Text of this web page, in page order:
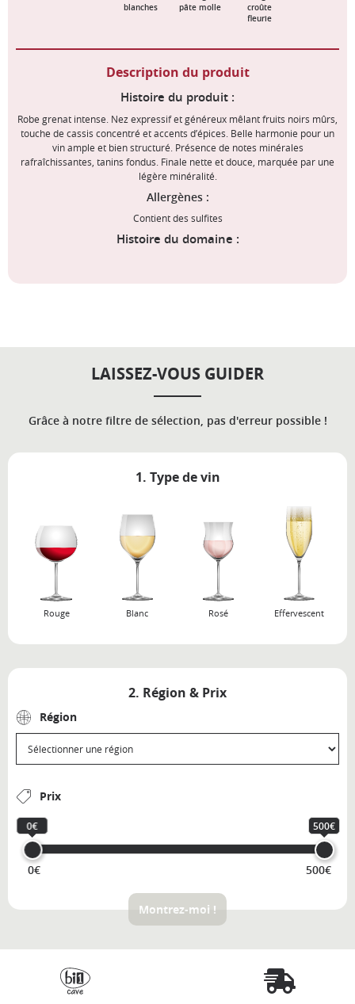
blanches
pâte molle
croûte
fleurie
Description du produit
Histoire du produit :
Robe grenat intense. Nez expressif et généreux mêlant fruits noirs mûrs,
touche de cassis concentré et accents d’épices. Belle harmonie pour un
vin ample et bien structuré. Présence de notes minérales
rafraîchissantes, tanins fondus. Finale nette et douce, marquée par une
légère minéralité.
Allergènes :
Contient des sulfites
Histoire du domaine :
LAISSEZ-VOUS GUIDER
Grâce à notre filtre de sélection, pas d'erreur possible !
1. Type de vin
Rouge Blanc Rosé Effervescent
2. Région & Prix
Région
Prix
0€ 500€
0€ 500€
Montrez-moi !